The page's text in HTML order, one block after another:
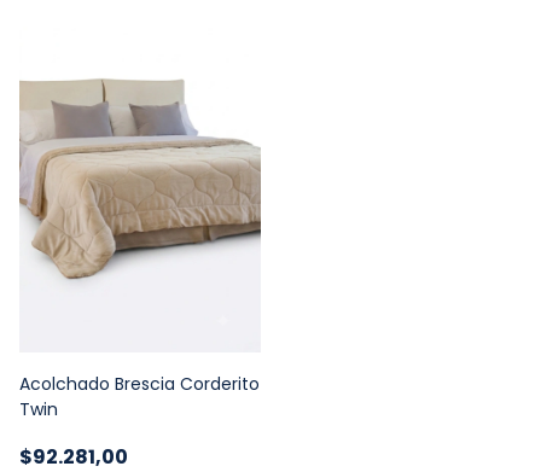
Acolchado Brescia Corderito
Twin
$92.281,00